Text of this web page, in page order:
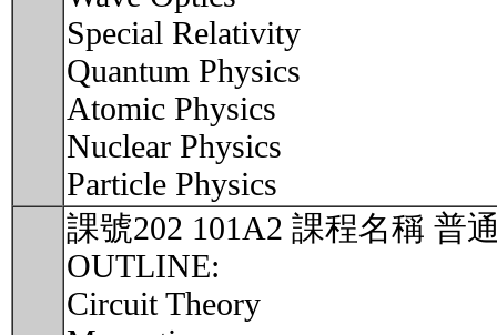
Special Relativity
Quantum Physics
Atomic Physics
Nuclear Physics
Particle Physics
課號202 101A2 課程名稱 普
OUTLINE:
Circuit Theory